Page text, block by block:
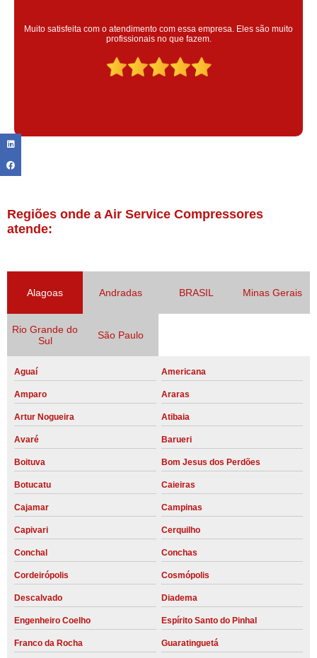
Super satisfeita com o serviço prestado, atendimento muito bom!
colaoradores educado e transparente, destaque para o colaborador
Claudinei excelente profissional!
Regiões onde a Air Service Compressores
atende:
Alagoas Andradas BRASIL Minas Gerais
Rio Grande do
Sul
São Paulo
Aguaí Americana
Amparo Araras
Artur Nogueira Atibaia
Avaré Barueri
Boituva Bom Jesus dos Perdões
Botucatu Caieiras
Cajamar Campinas
Capivari Cerquilho
Conchal Conchas
Cordeirópolis Cosmópolis
Descalvado Diadema
Engenheiro Coelho Espírito Santo do Pinhal
Franco da Rocha Guaratinguetá